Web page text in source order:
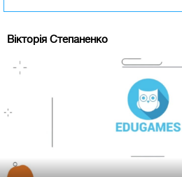
Вікторія Степаненко